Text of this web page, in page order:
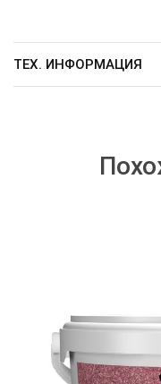
ТЕХ. ИНФОРМАЦИЯ